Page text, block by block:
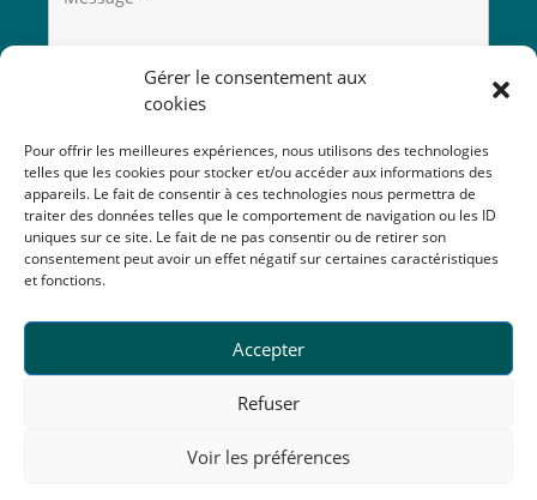
Gérer le consentement aux
cookies
Pour offrir les meilleures expériences, nous utilisons des technologies
telles que les cookies pour stocker et/ou accéder aux informations des
appareils. Le fait de consentir à ces technologies nous permettra de
traiter des données telles que le comportement de navigation ou les ID
uniques sur ce site. Le fait de ne pas consentir ou de retirer son
consentement peut avoir un effet négatif sur certaines caractéristiques
et fonctions.
Accepter
Refuser
Voir les préférences